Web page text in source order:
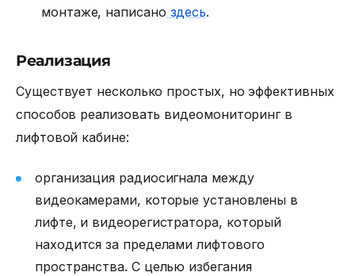
монтаже, написано здесь.
Реализация
Существует несколько простых, но эффективных
способов реализовать видеомониторинг в
лифтовой кабине:
организация радиосигнала между
видеокамерами, которые установлены в
лифте, и видеорегистратора, который
находится за пределами лифтового
пространства. С целью избегания